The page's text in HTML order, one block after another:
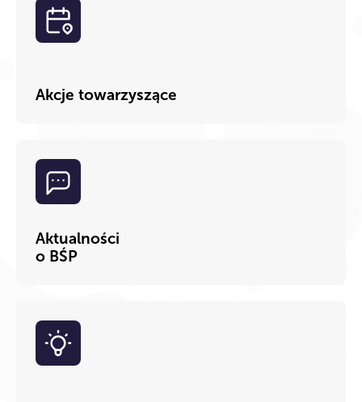
Akcje towarzyszące
Aktualności
o BŚP